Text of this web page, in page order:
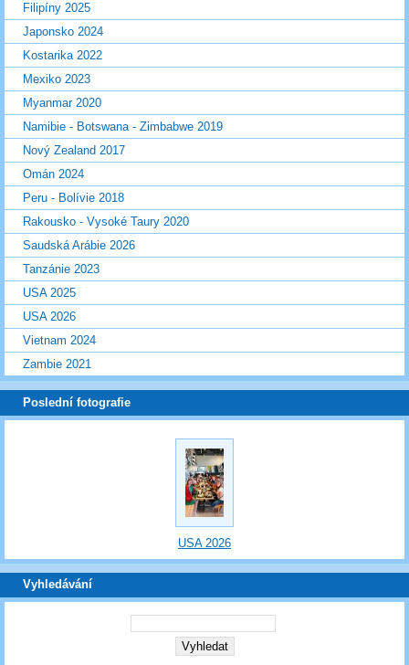
Filipíny 2025
Japonsko 2024
Kostarika 2022
Mexiko 2023
Myanmar 2020
Namibie - Botswana - Zimbabwe 2019
Nový Zealand 2017
Omán 2024
Peru - Bolívie 2018
Rakousko - Vysoké Taury 2020
Saudská Arábie 2026
Tanzánie 2023
USA 2025
USA 2026
Vietnam 2024
Zambie 2021
Poslední fotografie
USA 2026
Vyhledávání